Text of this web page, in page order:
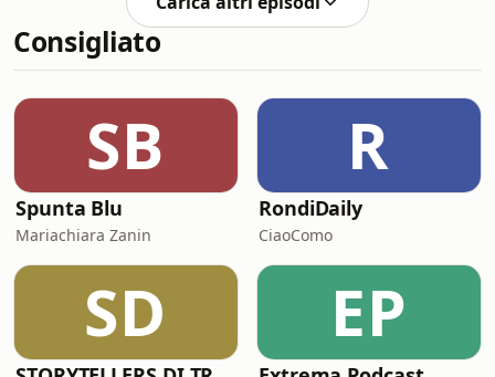
tra Stati Uniti e Cina, è dunque lecito
chiedersi cosa intendano i cinesi per
AI. E scopriremo che la cosmotecnica
discende dall'uso della tecnica è
diversa dalla nostra. Affonda nel
Consigliato
SB
Spunta Blu
Mariachiara Zanin
R
RondiDaily
CiaoComo
SD EP